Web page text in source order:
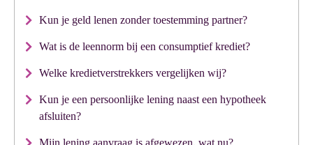
Kun je geld lenen zonder toestemming partner?
Wat is de leennorm bij een consumptief krediet?
Welke kredietverstrekkers vergelijken wij?
Kun je een persoonlijke lening naast een hypotheek
afsluiten?
Mijn lening aanvraag is afgewezen, wat nu?